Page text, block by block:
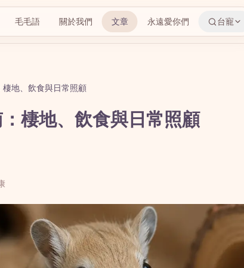
毛毛語 關於我們 文章 永遠愛你們 台寵
地、飲食與日常照顧
棲地、飲食與日常照顧